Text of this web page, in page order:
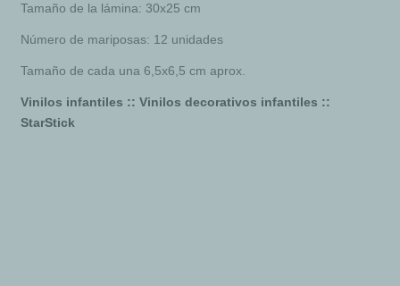
Tamaño de la lámina: 30x25 cm
Número de mariposas: 12 unidades
Tamaño de cada una 6,5x6,5 cm aprox.
Vinilos infantiles :: Vinilos decorativos infantiles ::
StarStick